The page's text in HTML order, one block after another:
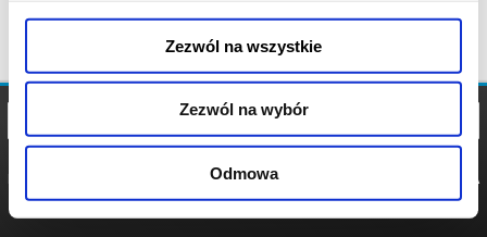
Zezwól na wszystkie
Zezwól na wybór
Odmowa
POLITYKA
POLITYKA